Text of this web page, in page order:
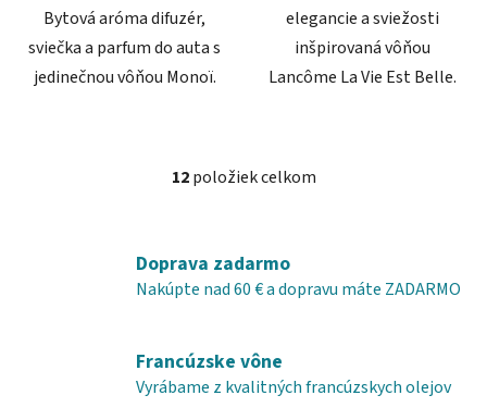
Bytová aróma difuzér,
sviečka a parfum do auta s
jedinečnou vôňou Monoï.
elegancie a sviežosti
inšpirovaná vôňou
Lancôme La Vie Est Belle.
O
á
d
i
e
p
12položiek celkom
Doprava zadarmo
Nakúpte nad 60 € a dopravu máte ZADARMO
Francúzske vône
Vyrábame z kvalitných francúzskych olejov